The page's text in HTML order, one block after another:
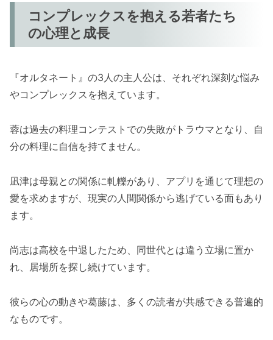
コンプレックスを抱える若者たち
の心理と成長
『オルタネート』の3人の主人公は、それぞれ深刻な悩み
やコンプレックスを抱えています。
蓉は過去の料理コンテストでの失敗がトラウマとなり、自
分の料理に自信を持てません。
凪津は母親との関係に軋轢があり、アプリを通じて理想の
愛を求めますが、現実の人間関係から逃げている面もあり
ます。
尚志は高校を中退したため、同世代とは違う立場に置か
れ、居場所を探し続けています。
彼らの心の動きや葛藤は、多くの読者が共感できる普遍的
なものです。